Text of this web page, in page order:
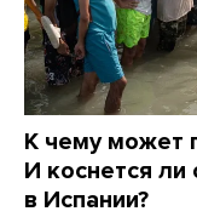
К чему может
И коснется ли
в Испании?